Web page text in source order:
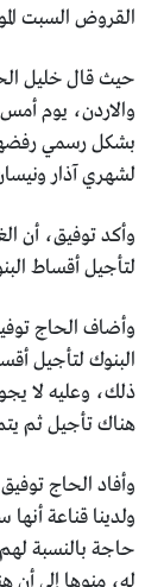
القروض السبت الموافق 15 /ابريل /
حيث قال خليل
والاردن، يوم
بشكل رسمي
لشهري آذار
وأكد توفيق، أن
لتأجيل أقساط
وأضاف الحاج
البنوك لتأجيل
ذلك، وعليه لا
هناك تأجيل ثم
وأفاد الحاج
ولدينا قناعة
حاجة بالنسبة
له، منوها إلى أن